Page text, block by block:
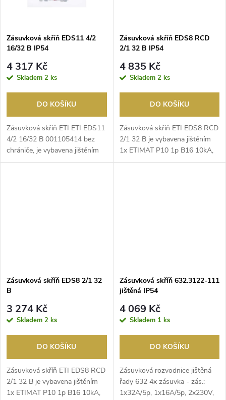
Zásuvková skříň EDS11 4/2
16/32 B IP54
4 317 Kč
Skladem 2 ks
DO KOŠÍKU
Zásuvková skříň ETI ETI EDS11
4/2 16/32 B 001105414 bez
chrániče, je vybavena jištěním
1x ETIMAT P10...
Zásuvková skříň EDS8 RCD
2/1 32 B IP54
4 835 Kč
Skladem 2 ks
DO KOŠÍKU
Zásuvková skříň ETI EDS8 RCD
2/1 32 B je vybavena jištěním
1x ETIMAT P10 1p B16 10kA,
1x ETIMAT P10 ...
Zásuvková skříň EDS8 2/1 32
B
3 274 Kč
Skladem 2 ks
DO KOŠÍKU
Zásuvková skříň ETI EDS8 RCD
2/1 32 B je vybavena jištěním
1x ETIMAT P10 1p B16 10kA,
Zásuvková skříň 632.3122-111
jištěná IP54
4 069 Kč
Skladem 1 ks
DO KOŠÍKU
Zásuvková rozvodnice jištěná
řady 632 4x zásuvka - zás.:
1x32A/5p, 1x16A/5p, 2x230V,